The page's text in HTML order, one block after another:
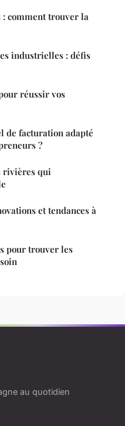
: comment trouver la
industrielles : défis
réussir vos
de facturation adapté
?
rivières qui
et tendances à
pour trouver les
au quotidien